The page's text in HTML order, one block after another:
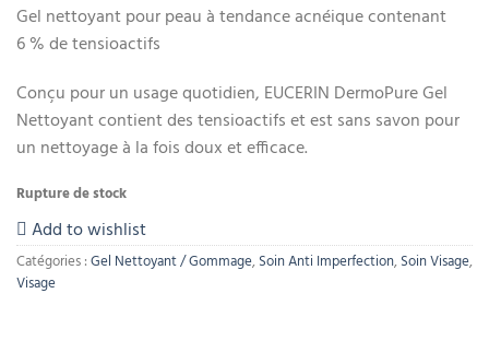
Gel nettoyant pour peau à tendance acnéique contenant
6 % de tensioactifs
Conçu pour un usage quotidien, EUCERIN DermoPure Gel
Nettoyant contient des tensioactifs et est sans savon pour
un nettoyage à la fois doux et efficace.
Rupture de stock
Add to wishlist
Catégories :Gel Nettoyant / Gommage,Soin Anti Imperfection,Soin Visage,
Visage